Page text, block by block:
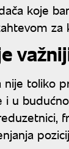
koje
za
toliko
u